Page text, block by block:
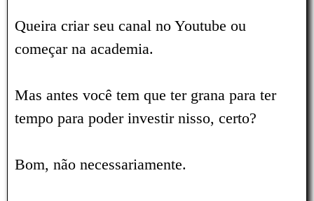
Queira criar seu canal no Youtube ou
começar na academia.
Mas antes você tem que ter grana para ter
tempo para poder investir nisso, certo?
Bom, não necessariamente.